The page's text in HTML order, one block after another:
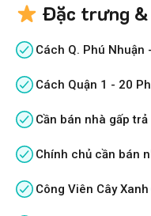
Đặc trưng &
Cách Q. Phú Nhuận
Cách Quận 1 - 20
Cần bán nhà gấp
Chính chủ cần bán
Công Viên Cây Xanh